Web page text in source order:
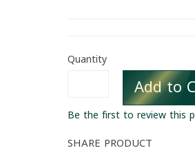
Quantity
Add to
Be the first to review this
SHARE PRODUCT